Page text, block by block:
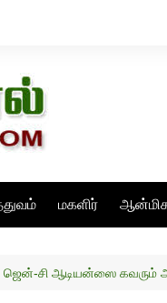
மகளிர்
ஜென்-சி ஆடியன்ஸை கவரும்